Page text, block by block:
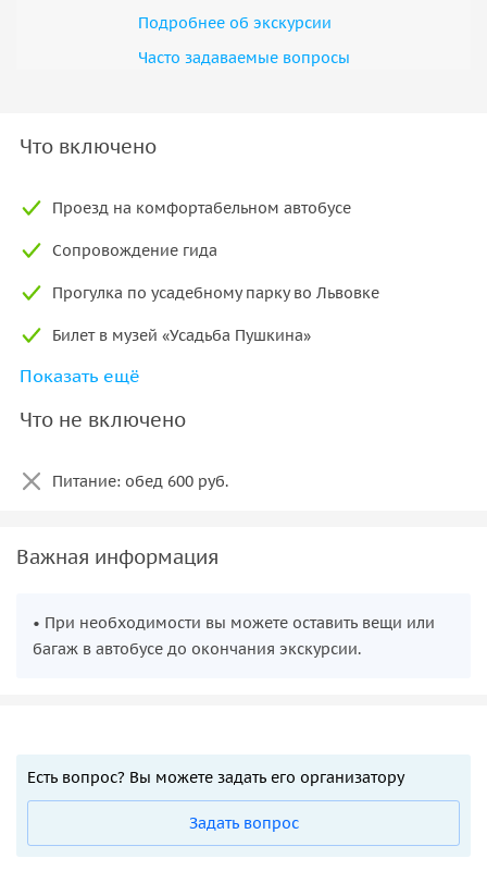
Подробнее об экскурсии
Часто задаваемые вопросы
Что включено
Проезд на комфортабельном автобусе
Сопровождение гида
Прогулка по усадебному парку во Львовке
Билет в музей «Усадьба Пушкина»
Страховка от ДТП
Показать ещё
Что не включено
Питание: обед 600 руб.
Важная информация
• При необходимости вы можете оставить вещи или
багаж в автобусе до окончания экскурсии.
Есть вопрос? Вы можете задать его организатору
Задать вопрос